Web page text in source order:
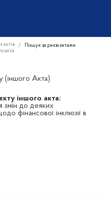
актів
Пошук за реквізитами
акта
(іншого Акта)
іншого акта:
змін до деяких
фінансової інклюзії в